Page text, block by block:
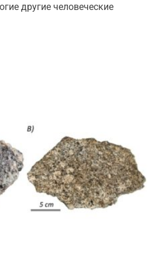
другие человеческие